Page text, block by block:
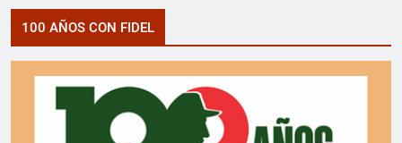
100 AÑOS CON FIDEL